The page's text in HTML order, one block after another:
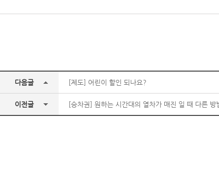
다음글 [제도] 어린이 할인 되나요?
이전글 [승차권] 원하는 시간대의 열차가 매진 일 때 다른 방